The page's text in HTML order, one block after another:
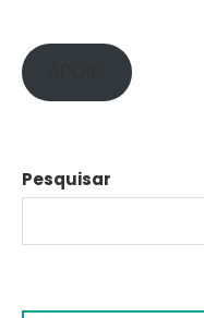
Pesquisar